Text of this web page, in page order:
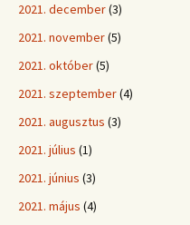
2021. december(3)
2021. november(5)
2021. október(5)
2021. szeptember(4)
2021. augusztus (3)
2021. július (1)
2021. június (3)
2021. május (4)